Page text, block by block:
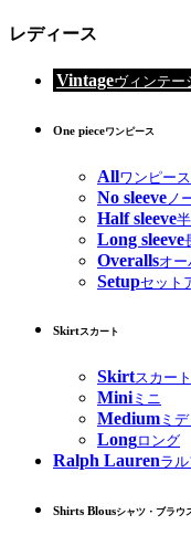
レディース
Vintageヴィンテー
One pieceワンピース
Allワンピー
No sleeve ノ
Half sleeve
Long sleeve
Overallsオ
Setupセット
Skirtスカート
Skirtスカー
Miniミニ
Medium ミ
Longロング
Ralph Laurenラ
Shirts Blousシャツ・ブラウ